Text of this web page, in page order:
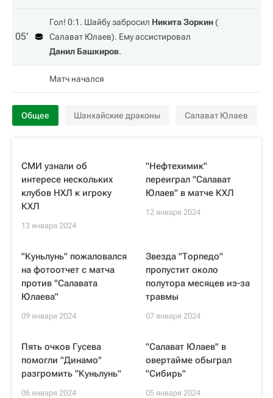
05‎’‎
Гол! 0:1. Шайбу забросил Никита Зоркин(
Салават Юлаев). Ему ассистировал
Данил Башкиров.
Матч начался
Общее Шанхайские драконы Салават Юлаев
СМИ узнали об
интересе нескольких
клубов НХЛ к игроку
КХЛ
13 января 2024
"Нефтехимик"
переиграл "Салават
Юлаев" в матче КХЛ
12 января 2024
"Куньлунь" пожаловался
на фотоотчет с матча
против "Салавата
Юлаева"
09 января 2024
Звезда "Торпедо"
пропустит около
полутора месяцев из-за
травмы
07 января 2024
Пять очков Гусева
помогли "Динамо"
разгромить "Куньлунь"
06 января 2024
"Салават Юлаев" в
овертайме обыграл
"Сибирь"
05 января 2024